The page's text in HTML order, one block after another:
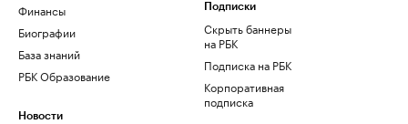
Финансы
Биографии
База знаний
РБК Образование
Новости
Подписки
Скрыть баннеры
на РБК
Подписка на РБК
Корпоративная
подписка